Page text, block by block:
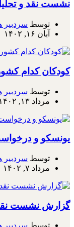
نشست نقد و
توسط
آبان ۱۶, ۱۴۰۲
کودکان کدام
توسط
مرداد ۱۳, ۱۴۰۲
یونسکو و
توسط
مرداد ۷, ۱۴۰۲
گزارش نشست نقد